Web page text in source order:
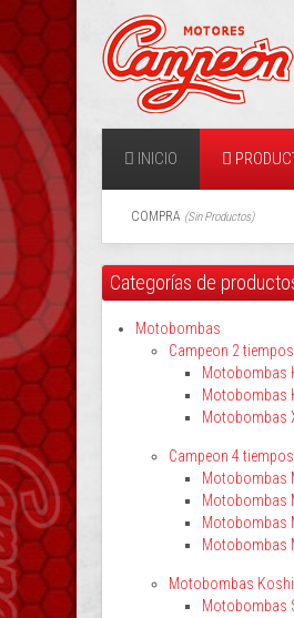
INICIO
COMPRA (Sin Productos)
Categorías de
Motobombas
Campeon 2 tiempos
Motobombas
Motobombas
Motobombas
Campeon 4 tiempos
Motobombas
Motobombas
Motobombas
Motobombas
Motobombas
Motobombas